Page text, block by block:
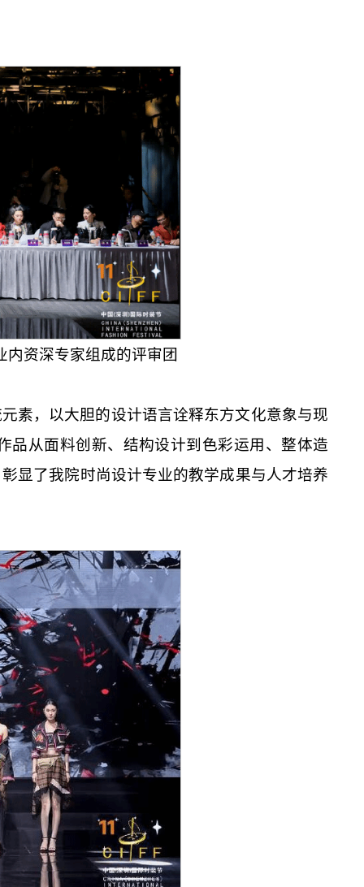
资深专家组成的评审团
素，以大胆的设计语言诠释东方文化意象与现
品从面料创新、结构设计到色彩运用、整体造
显了我院时尚设计专业的教学成果与人才培养